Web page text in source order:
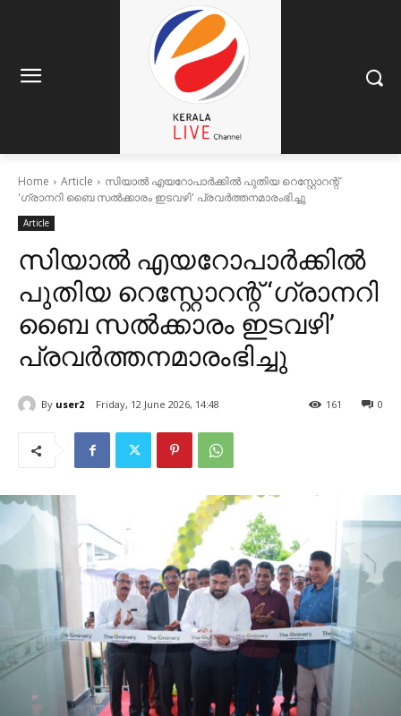
Home Article
സിയാൽ എയറോപാർക്കിൽ പുതിയ റെസ്റ്റോറന്റ്
'ഗ്രാനറി ബൈ സൽക്കാരം ഇടവഴി' പ്രവർത്തനമാരംഭിച്ചു
Article
സിയാൽ എയറോപാർക്കിൽ
പുതിയ റെസ്റ്റോറന്റ് ‘ഗ്രാനറി
ബൈ സൽക്കാരം ഇടവഴി’
പ്രവർത്തനമാരംഭിച്ചു
By user2 Friday, 12 June 2026, 14:48 0
161